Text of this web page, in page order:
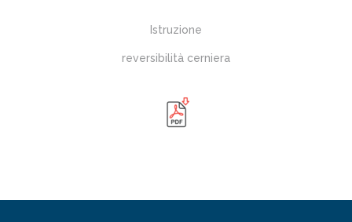
Istruzione
reversibilità cerniera